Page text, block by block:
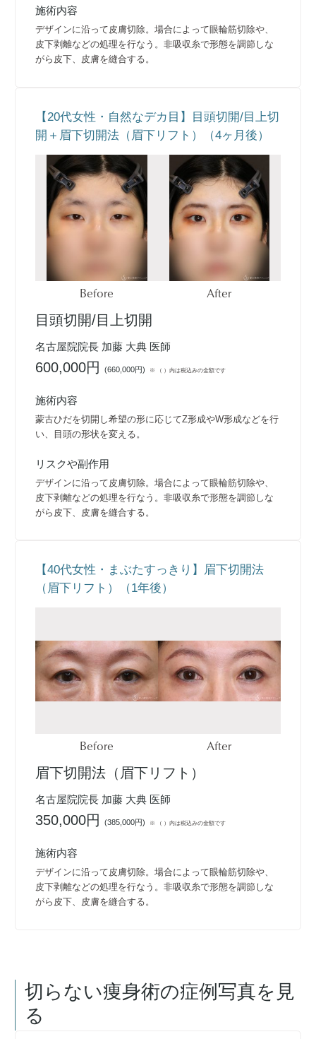
施術内容
デザインに沿って皮膚切除。場合によって眼輪筋切除や、
皮下剥離などの処理を行なう。非吸収糸で形態を調節しな
がら皮下、皮膚を縫合する。
【20代女性・自然なデカ目】目頭切開/目上切
開＋眉下切開法（眉下リフト）（4ヶ月後）
Before After
目頭切開/目上切開
名古屋院院長 加藤 大典 医師
600,000円(660,000円) ※ （ ）内は税込みの金額です
施術内容
蒙古ひだを切開し希望の形に応じてZ形成やW形成などを行
い、目頭の形状を変える。
リスクや副作用
デザインに沿って皮膚切除。場合によって眼輪筋切除や、
皮下剥離などの処理を行なう。非吸収糸で形態を調節しな
がら皮下、皮膚を縫合する。
【40代女性・まぶたすっきり】眉下切開法
（眉下リフト）（1年後）
Before After
眉下切開法（眉下リフト）
名古屋院院長 加藤 大典 医師
350,000円(385,000円) ※ （ ）内は税込みの金額です
施術内容
デザインに沿って皮膚切除。場合によって眼輪筋切除や、
皮下剥離などの処理を行なう。非吸収糸で形態を調節しな
がら皮下、皮膚を縫合する。
切らない痩身術の症例写真を見
る